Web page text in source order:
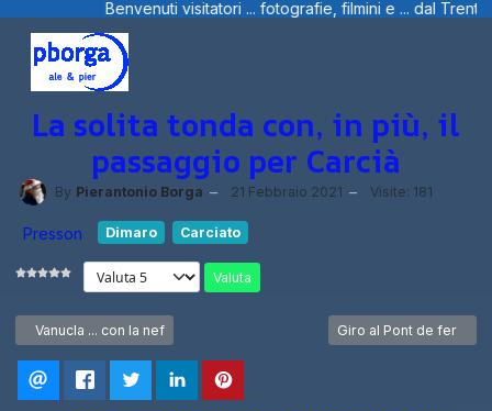
... fotografie, filmini e ... dal Trentino, dalla Liguria e
La solita tonda con, in più, il
passaggio per Carcià
By Pierantonio Borga 21 Febbraio 2021 Visite: 181
Presson Dimaro Carciato
Valuta
Articolo precedente: Vanucla ... con la nef
Vanucla ... con la nef Articolo successivo:
Giro al Pont de fer